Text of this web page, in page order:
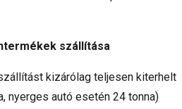
szállítása
kizárólag teljesen kiterhelt
nyerges autó esetén 24 tonna)